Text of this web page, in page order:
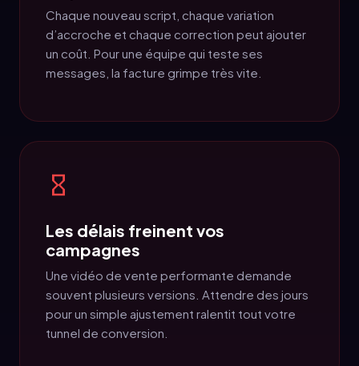
Chaque nouveau script, chaque variation
d’accroche et chaque correction peut ajouter
un coût. Pour une équipe qui teste ses
messages, la facture grimpe très vite.
Les délais freinent vos
campagnes
Une vidéo de vente performante demande
souvent plusieurs versions. Attendre des jours
pour un simple ajustement ralentit tout votre
tunnel de conversion.